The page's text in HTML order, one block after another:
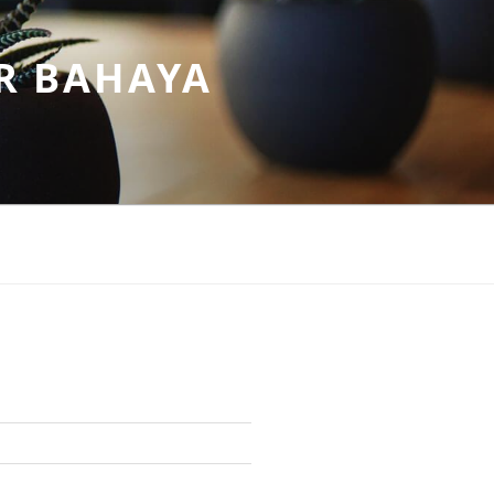
BAHAYA